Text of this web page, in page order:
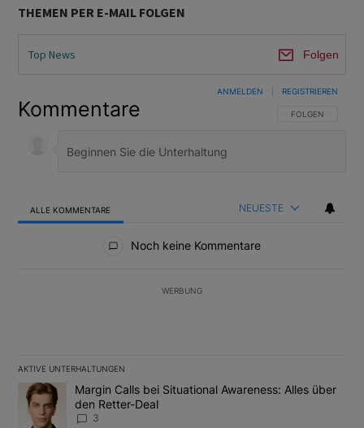
THEMEN PER E-MAIL FOLGEN
Top News Folgen
Kommentare FOLGE DIESER
FOLGEN
ANMELDEN REGISTRIEREN
ALLE KOMMENTARE NEUESTE
Noch keine Kommentare
WERBUNG
AKTIVE UNTERHALTUNGEN
Das Folgende ist eine Liste der am meisten kommentierten
Ein Trendartikel mit dem Titel "Margin Calls bei Situational
Margin Calls bei Situational Awareness: Alles über
den Retter-Deal
3